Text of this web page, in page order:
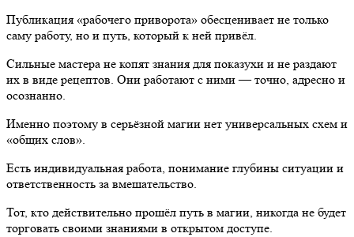
Публикация «рабочего приворота» обесценивает не только
саму работу, но и путь, который к ней привёл.
Сильные мастера не копят знания для показухи и не раздают
их в виде рецептов. Они работают с ними — точно, адресно и
осознанно.
Именно поэтому в серьёзной магии нет универсальных схем и
«общих слов».
Есть индивидуальная работа, понимание глубины ситуации и
ответственность за вмешательство.
Тот, кто действительно прошёл путь в магии, никогда не будет
торговать своими знаниями в открытом доступе.